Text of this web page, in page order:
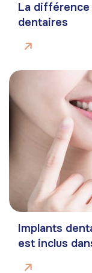
La
dentaires
Implants
est inclus